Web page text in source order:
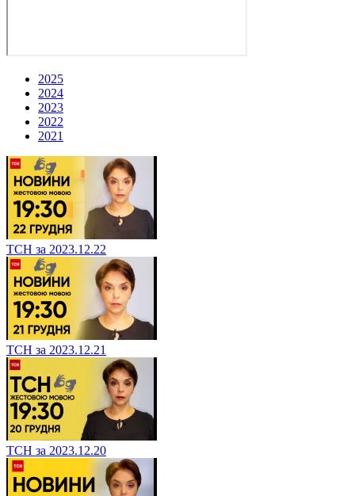
2025
2024
2023
2022
2021
ТСН за 2023.12.22
ТСН за 2023.12.21
ТСН за 2023.12.20